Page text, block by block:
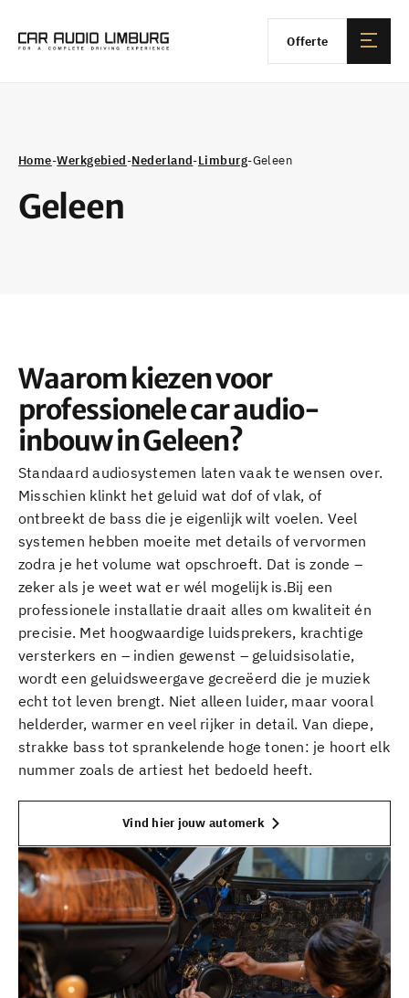
Offerte
Home-Werkgebied-Nederland-Limburg-Geleen
Geleen
Waarom kiezen voor
professionele car audio-
inbouw in Geleen?
Standaard audiosystemen laten vaak te wensen over.
Misschien klinkt het geluid wat dof of vlak, of
ontbreekt de bass die je eigenlijk wilt voelen. Veel
systemen hebben moeite met details of vervormen
zodra je het volume wat opschroeft. Dat is zonde –
zeker als je weet wat er wél mogelijk is.Bij een
professionele installatie draait alles om kwaliteit én
precisie. Met hoogwaardige luidsprekers, krachtige
versterkers en – indien gewenst – geluidsisolatie,
wordt een geluidsweergave gecreëerd die je muziek
echt tot leven brengt. Niet alleen luider, maar vooral
helderder, warmer en veel rijker in detail. Van diepe,
strakke bass tot sprankelende hoge tonen: je hoort elk
nummer zoals de artiest het bedoeld heeft.
Vind hier jouw automerk